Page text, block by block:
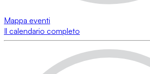
Mappa eventi
Il calendario completo